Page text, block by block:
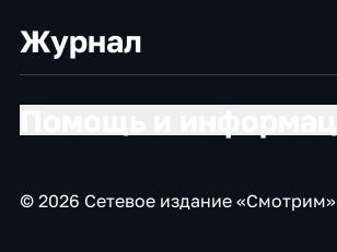
Журнал
© 2026 Сетевое издание «Смотрим»